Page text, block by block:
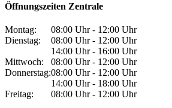
Öffnungszeiten Zentrale
Montag:
08:00 Uhr - 12:00 Uhr
Dienstag:
08:00 Uhr - 12:00 Uhr
14:00 Uhr - 16:00 Uhr
Mittwoch:
08:00 Uhr - 12:00 Uhr
Donnerstag:08:00 Uhr - 12:00 Uhr
14:00 Uhr - 18:00 Uhr
Freitag:
08:00 Uhr - 12:00 Uhr